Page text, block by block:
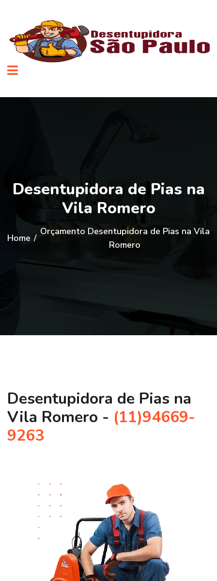
Desentupidora de Pias na
Vila Romero
Home /
Orçamento Desentupidora de Pias na Vila
Romero
Desentupidora de Pias na
Vila Romero - (11)94669-
9263